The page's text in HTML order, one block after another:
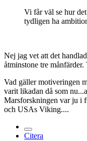
Vi får väl se hur
tydligen ha
Nej jag vet att det
åtminstone tre
Vad gäller motiveringen
varit likadan då som
Marsforskningen var ju i
och USAs Viking....
Citera